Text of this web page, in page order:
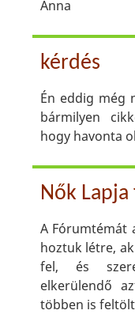
Anna
kérdés
Én eddig még
bármilyen
hogy havonta
Nők
A Fórumtémát
hoztuk létre,
fel, és
elkerülendő
többen is